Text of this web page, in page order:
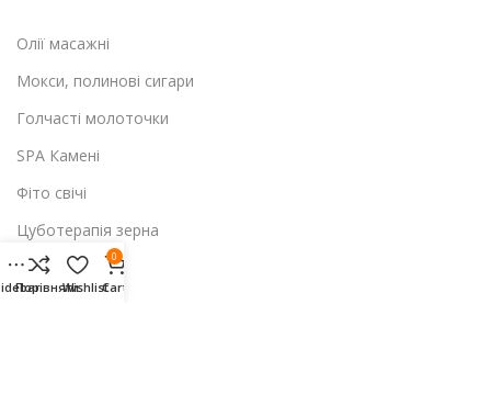
Олії масажні
Мокси, полинові сигари
Голчасті молоточки
SPA Камені
Фіто свічі
Цуботерапія зерна
Покупцям
ПорівнятиWishlist
0
Cart